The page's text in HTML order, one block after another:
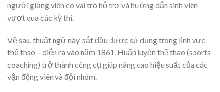
người giảng viên có vai trò hỗ trợ và hướng dẫn sinh viên
vượt qua các kỳ thi.
Về sau, thuật ngữ này bắt đầu được sử dụng trong lĩnh vực
thể thao – diễn ra vào năm 1861. Huấn luyện thể thao (sports
coaching) trở thành công cụ giúp nâng cao hiệu suất của các
vận động viên và đội nhóm.